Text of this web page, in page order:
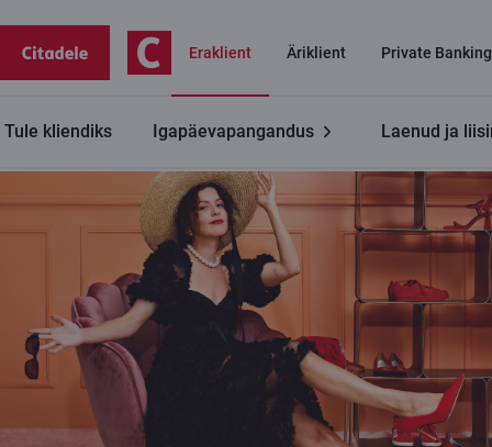
Eraklient Äriklient Private Banking
Tule kliendiks Igapäevapangandus Laenud ja